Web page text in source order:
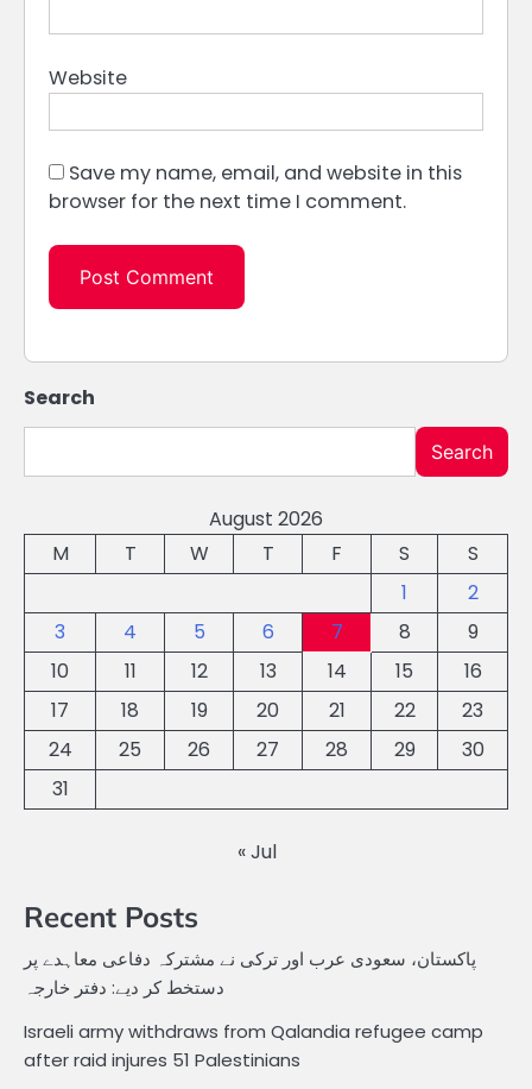
Website
Save my name, email, and website in this
browser for the next time I comment.
Search
Search
August 2026
M
T W T F S
S
1
2
3
4 5 6 7 8
9
10
11 12 13 14 15
16
17
18 19 20 21 22
23
24
25 26 27 28 29
30
31
« Jul
Recent Posts
پاکستان، سعودی عرب اور ترکی نے مشترکہ دفاعی معاہدے پر
دستخط کر دیے: دفتر خارجہ
Israeli army withdraws from Qalandia refugee camp
after raid injures 51 Palestinians